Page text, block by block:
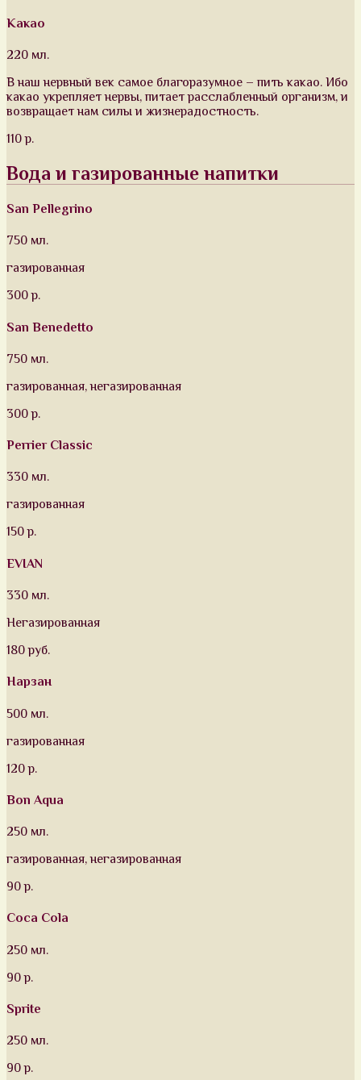
Какао
220 мл.
В наш нервный век самое благоразумное – пить какао. Ибо
какао укрепляет нервы, питает расслабленный организм, и
возвращает нам силы и жизнерадостность.
110 р.
Вода и газированные напитки
San Pellegrino
750 мл.
газированная
300 р.
San Benedetto
750 мл.
газированная, негазированная
300 р.
Perrier Classic
330 мл.
газированная
150 р.
EVIAN
330 мл.
Негазированная
180 руб.
Нарзан
500 мл.
газированная
120 р.
Bon Aqua
250 мл.
газированная, негазированная
90 р.
Coca Cola
250 мл.
90 р.
Sprite
250 мл.
90 р.